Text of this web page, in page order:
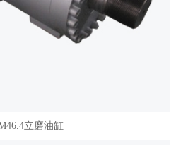
立磨油缸